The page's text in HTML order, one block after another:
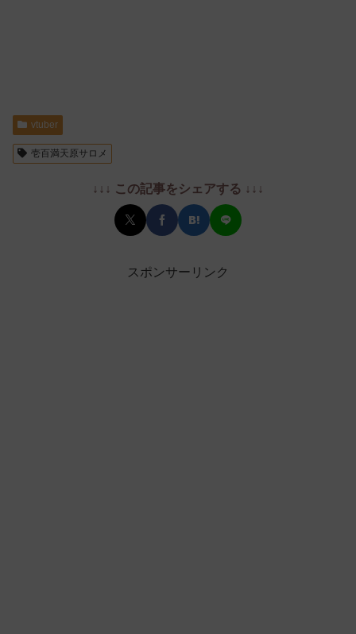
vtuber
壱百満天原サロメ
↓↓↓ この記事をシェアする ↓↓↓
スポンサーリンク